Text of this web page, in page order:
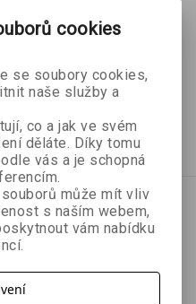
mamince
44 Kč 49 Kč
Přidat do košíku
cookies
se soubory cookies,
naše služby a
co a jak ve svém
děláte. Díky tomu
vás a je schopná
může mít vliv
s naším webem,
vám nabídku